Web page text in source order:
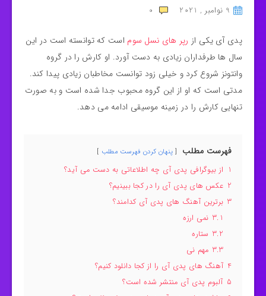
9 نوامبر , 2021 0
پدی آی یکی از رپر های نسل سوم است که توانسته است در این
سال ها طرفداران زیادی به دست آورد. او کارش را در گروه
وانتونز شروع کرد و خیلی زود توانست مخاطبان زیادی پیدا کند.
مدتی است که او از این گروه محبوب جدا شده است و به صورت
تنهایی کارش را در زمینه موسیقی ادامه می دهد.
فهرست مطلب پنهان کردن فهرست مطلب
1 از بیوگرافی پدی آی چه اطلاعاتی به دست می آید؟
2 عکس های پدی آی را در کجا ببینیم؟
3 برترین آهنگ های پدی آی کدامند؟
3.1 نمی ارزه
3.2 ستاره
3.3 مهم نی
4 آهنگ های پدی آی را از کجا دانلود کنیم؟
5 آلبوم پدی آی منتشر شده است؟